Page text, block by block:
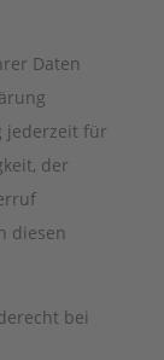
Daten
jederzeit für
der
diesen
bei